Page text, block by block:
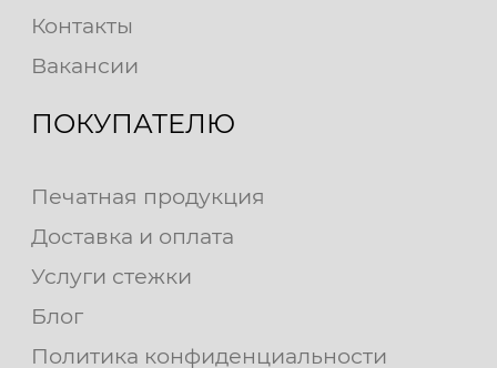
Контакты
Вакансии
ПОКУПАТЕЛЮ
Печатная продукция
Доставка и оплата
Услуги стежки
Блог
Политика конфиденциальности